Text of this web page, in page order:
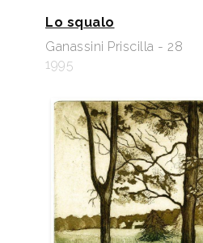
Lo squalo
Ganassini Priscilla - 28
1995